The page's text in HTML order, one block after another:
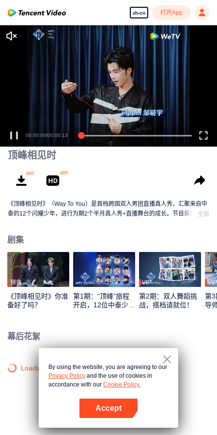
zh-cn 打开App
00:00:01/00:00:13
顶峰相见时
《顶峰相见时》（Way To You）是首档跨国双人男团直播真人秀，汇聚来自中
泰的12个闪耀少年，进行为期2个半月真人秀+直播舞台的成长。节目摒弃传统
将在全球舞台上闪耀出道。
全部
剧集
预告
《顶峰相见时》你准
备好了吗？
第1期：“顶峰”旅程
开启，12位中泰少年
VIP
第2期：双人舞蹈挑
战，搭档请就位！
VIP
第3
导
幕后花絮
Loading…By using the website, you are agreeing to our
Privacy Policy and the use of cookies in
accordance with our Cookie Policy.
Accept